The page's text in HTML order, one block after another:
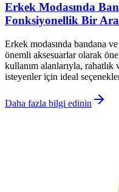
Erkek Modasında
Fonksiyonellik Bir
Erkek modasında bandana
önemli aksesuarlar olarak
kullanım alanlarıyla, rahatlık
isteyenler için ideal
Daha fazla bilgi edinin